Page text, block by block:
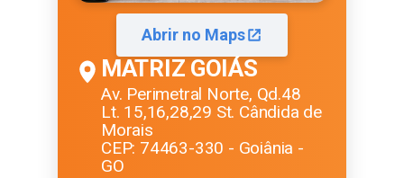
Abrir no Maps
MATRIZ GOIÁS
Av. Perimetral Norte, Qd.48
Lt. 15,16,28,29 St. Cândida de
Morais
CEP: 74463-330 - Goiânia -
GO